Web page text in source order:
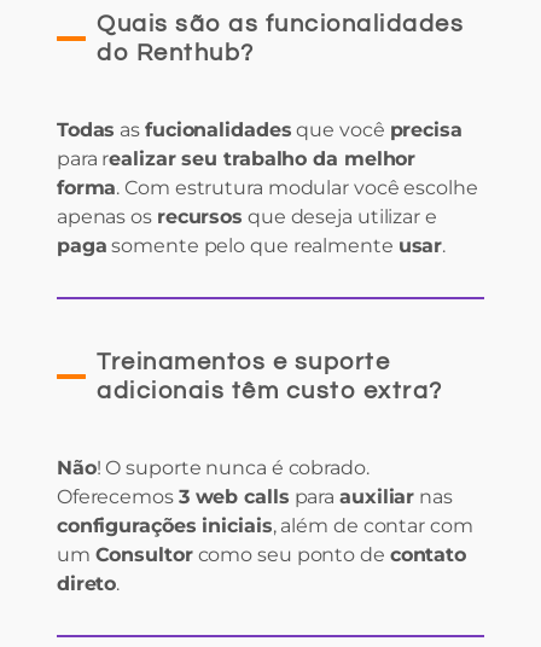
Quais são as funcionalidades
do Renthub?
Todas as fucionalidades que você precisa
para realizar seu trabalho da melhor
forma. Com estrutura modular você escolhe
apenas os recursos que deseja utilizar e
paga somente pelo que realmente usar.
Treinamentos e suporte
adicionais têm custo extra?
Não! O suporte nunca é cobrado.
Oferecemos 3 web calls paraauxiliar nas
configurações iniciais, além de contar com
um Consultorcomo seu ponto de contato
direto.